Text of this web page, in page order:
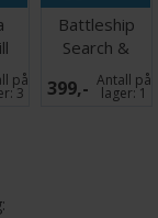
på
3
Battleship
Search &
Destroy
Brettspill
399,- Antall på
lager:1